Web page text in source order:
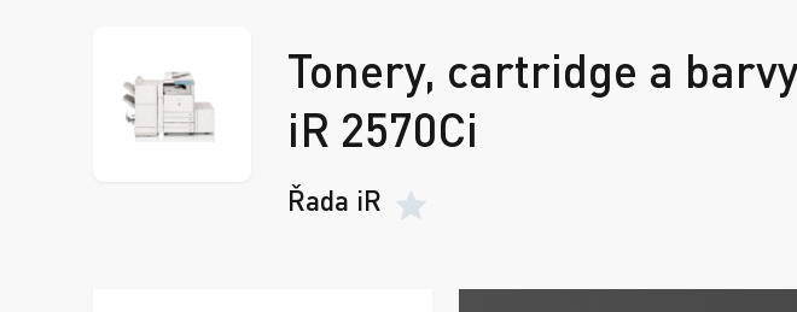
Tonery, cartridge a
iR 2570Ci
Řada iR